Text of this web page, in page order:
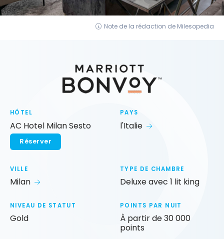
Note de la rédaction de Milesopedia
HÔTEL
AC Hotel Milan Sesto
Réserver
PAYS
l'Italie
VILLE
Milan
TYPE DE CHAMBRE
Deluxe avec 1 lit king
NIVEAU DE STATUT
Gold
POINTS PAR NUIT
À partir de 30 000
points